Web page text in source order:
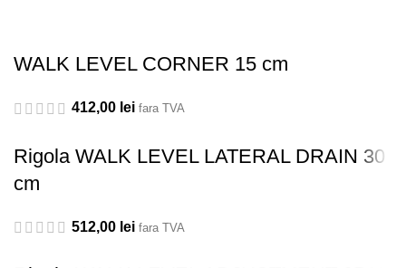
WALK LEVEL CORNER 15 cm
412,00 lei fara TVA
Rigola WALK LEVEL LATERAL DRAIN 30
cm
512,00 lei fara TVA